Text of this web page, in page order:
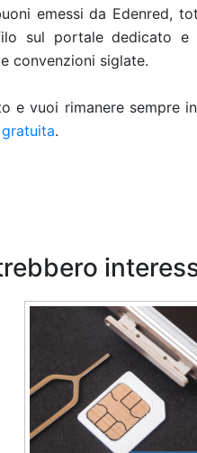
emessi da Edenred,
sul portale dedicato e
convenzioni siglate.
e vuoi rimanere sempre
.